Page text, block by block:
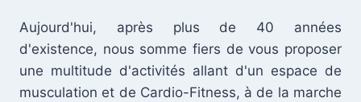
Aujourd'hui, après plus de 40 années
d'existence, nous somme fiers de vous proposer
une multitude d'activités allant d'un espace de
musculation et de Cardio-Fitness, à de la marche